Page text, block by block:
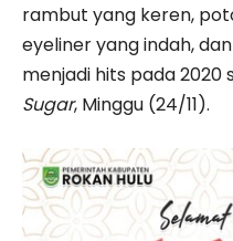
rambut yang keren,
eyeliner yang indah,
menjadi hits pada 2020
Sugar, Minggu (24/11).